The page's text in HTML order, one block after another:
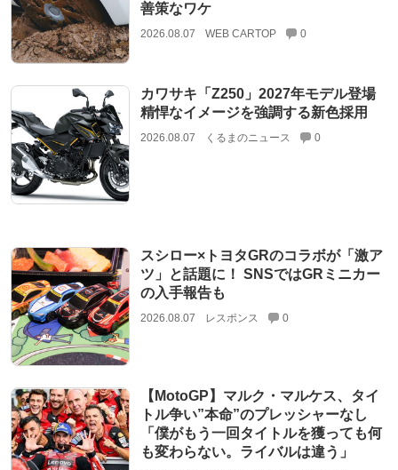
善策なワケ
2026.08.07 WEB CARTOP 0
カワサキ「Z250」2027年モデル登場
精悍なイメージを強調する新色採用
2026.08.07 くるまのニュース 0
スシロー×トヨタGRのコラボが「激ア
ツ」と話題に！ SNSではGRミニカー
の入手報告も
2026.08.07 レスポンス 0
【MotoGP】マルク・マルケス、タイ
トル争い”本命”のプレッシャーなし
「僕がもう一回タイトルを獲っても何
も変わらない。ライバルは違う」